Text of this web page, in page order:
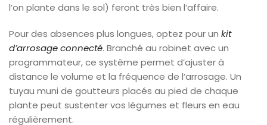
l’on plante dans le sol) feront très bien l’affaire.
Pour des absences plus longues, optez pour un kit
d’arrosage connecté. Branché au robinet avec un
programmateur, ce système permet d’ajuster à
distance le volume et la fréquence de l’arrosage. Un
tuyau muni de goutteurs placés au pied de chaque
plante peut sustenter vos légumes et fleurs en eau
régulièrement.